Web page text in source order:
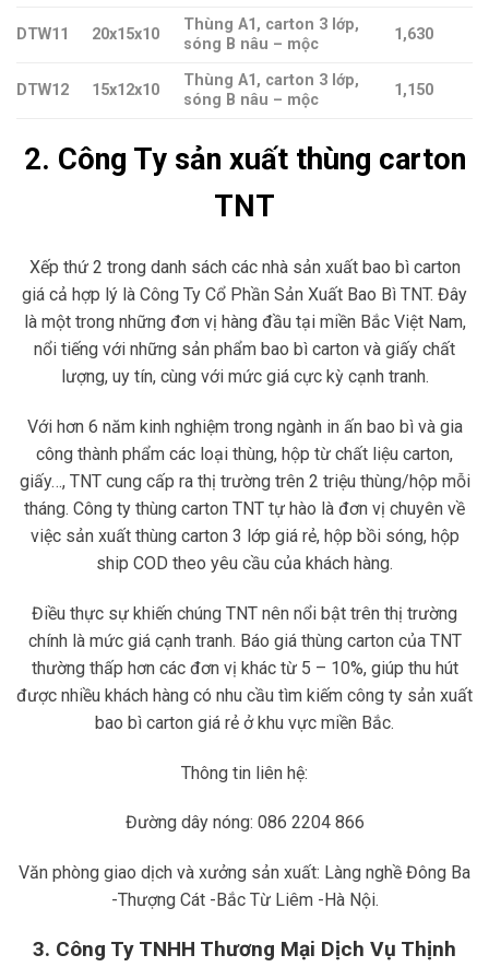
DTW11 20x15x10
Thùng A1, carton 3 lớp,
sóng B nâu – mộc
1,630
DTW12 15x12x10
Thùng A1, carton 3 lớp,
sóng B nâu – mộc
1,150
2. Công Ty sản xuất thùng carton
TNT
Xếp thứ 2 trong danh sách các nhà sản xuất bao bì carton
giá cả hợp lý là Công Ty Cổ Phần Sản Xuất Bao Bì TNT. Đây
là một trong những đơn vị hàng đầu tại miền Bắc Việt Nam,
nổi tiếng với những sản phẩm bao bì carton và giấy chất
lượng, uy tín, cùng với mức giá cực kỳ cạnh tranh.
Với hơn 6 năm kinh nghiệm trong ngành in ấn bao bì và gia
công thành phẩm các loại thùng, hộp từ chất liệu carton,
giấy…, TNT cung cấp ra thị trường trên 2 triệu thùng/hộp mỗi
tháng. Công ty thùng carton TNT tự hào là đơn vị chuyên về
việc sản xuất thùng carton 3 lớp giá rẻ, hộp bồi sóng, hộp
ship COD theo yêu cầu của khách hàng.
Điều thực sự khiến chúng TNT nên nổi bật trên thị trường
chính là mức giá cạnh tranh. Báo giá thùng carton của TNT
thường thấp hơn các đơn vị khác từ 5 – 10%, giúp thu hút
được nhiều khách hàng có nhu cầu tìm kiếm công ty sản xuất
bao bì carton giá rẻ ở khu vực miền Bắc.
Thông tin liên hệ:
Đường dây nóng: 086 2204 866
Văn phòng giao dịch và xưởng sản xuất: Làng nghề Đông Ba
-Thượng Cát -Bắc Từ Liêm -Hà Nội.
3. Công Ty TNHH Thương Mại Dịch Vụ Thịnh